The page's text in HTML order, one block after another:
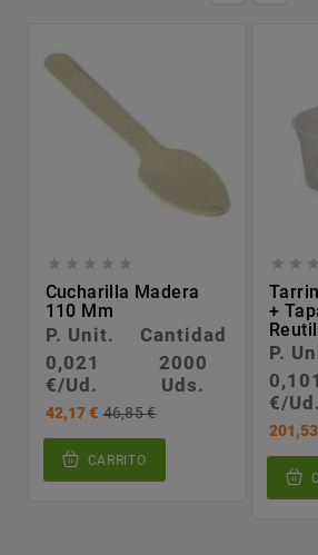
    
Cucharilla Madera
110 Mm
P. Unit.
Cantidad
0,021
€/Ud.
2000
Uds.
42,17 € 46,85 €
CARRITO
  
+
P.
0,101
€/Ud.